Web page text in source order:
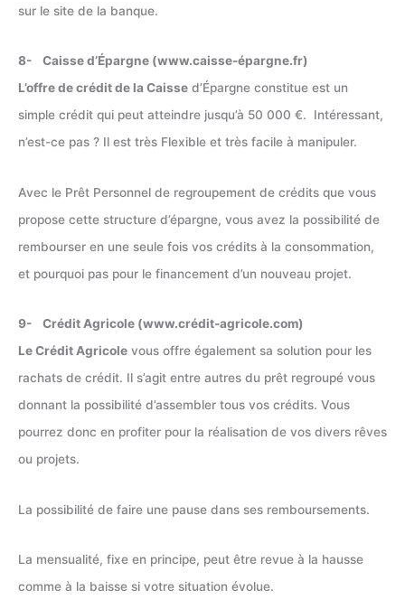
sur le site de la banque.
8- Caisse d’Épargne (www.caisse-épargne.fr)
L’offre de crédit de la Caisse d’Épargne constitue est un
simple crédit qui peut atteindre jusqu’à 50 000 €. Intéressant,
n’est-ce pas ? Il est très Flexible et très facile à manipuler.
Avec le Prêt Personnel de regroupement de crédits que vous
propose cette structure d’épargne, vous avez la possibilité de
rembourser en une seule fois vos crédits à la consommation,
et pourquoi pas pour le financement d’un nouveau projet.
9- Crédit Agricole (www.crédit-agricole.com)
Le Crédit Agricole vous offre également sa solution pour les
rachats de crédit. Il s’agit entre autres du prêt regroupé vous
donnant la possibilité d’assembler tous vos crédits. Vous
pourrez donc en profiter pour la réalisation de vos divers rêves
ou projets.
La possibilité de faire une pause dans ses remboursements.
La mensualité, fixe en principe, peut être revue à la hausse
comme à la baisse si votre situation évolue.